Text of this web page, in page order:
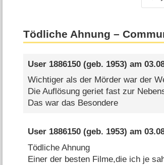
Tödliche Ahnung –
User 1886150(geb. 1953) am
Wichtiger als der Mörder war der
Die Auflösung geriet fast zur
Das war das Besondere
User 1886150(geb. 1953) am
Tödliche Ahnung
Einer der besten Filme,die ich je